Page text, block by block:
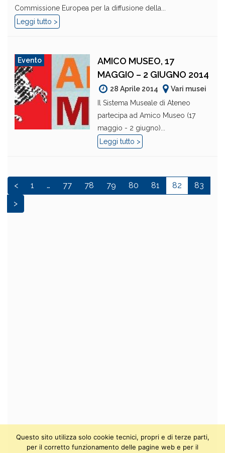
Commissione Europea per la diffusione della...
Leggi tutto >
Evento
AMICO MUSEO, 17
MAGGIO – 2 GIUGNO 2014
28 Aprile 2014
Vari musei
Il Sistema Museale di Ateneo
partecipa ad Amico Museo (17
maggio - 2 giugno)...
Leggi tutto >
< 1 … 77 78 79 80 81 82
83
>
Questo sito utilizza solo cookie tecnici, propri e di terze parti,
per il corretto funzionamento delle pagine web e per il